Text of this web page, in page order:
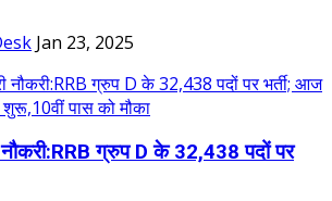
Jan 23, 2025
नौकरी:RRB ग्रुप D के 32,438 पदों पर